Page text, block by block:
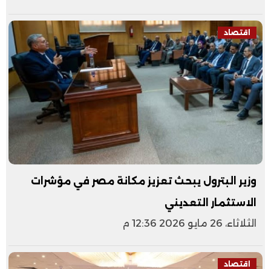
اقتصاد
وزير البترول يبحث تعزيز مكانة مصر في مؤشرات
الاستثمار التعديني
الثلاثاء، 26 مايو 2026 12:36 م
اقتصاد